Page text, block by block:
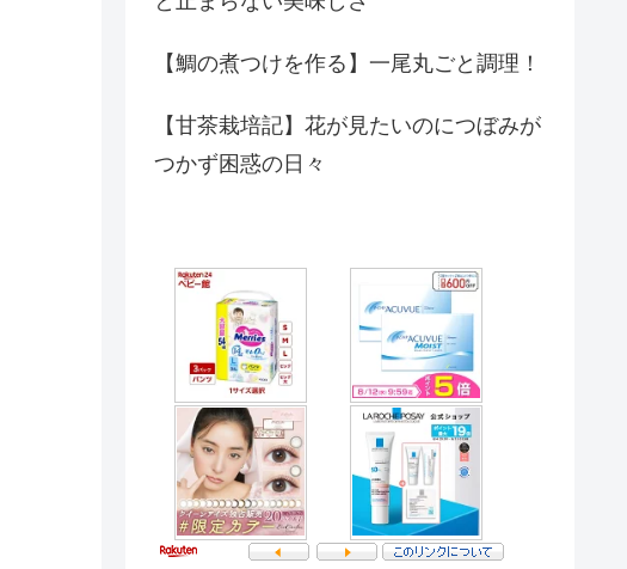
【鯛の煮つけを作る】一尾丸ごと調理！
【甘茶栽培記】花が見たいのにつぼみが
つかず困惑の日々